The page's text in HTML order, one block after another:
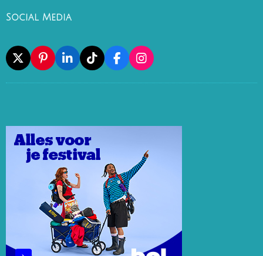
Social Media
X
P
I
N
E
S
T
L
I
N
I
N
T
I
K
F
A
C
O
I
N
S
R
M